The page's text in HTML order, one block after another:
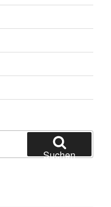
Suchen